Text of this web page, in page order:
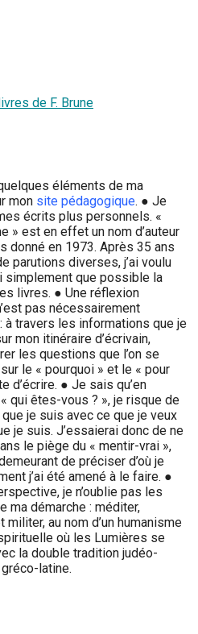
de F. Brune
éléments de ma
mon site pédagogique. ● Je
écrits plus personnels. «
» est en effet un nom d’auteur
donné en 1973. Après 35 ans
parutions diverses, j’ai voulu
simplement que possible la
livres. ● Une réflexion
pas nécessairement
à travers les informations que je
mon itinéraire d’écrivain,
les questions que l’on se
le « pourquoi » et le « pour
d’écrire. ● Je sais qu’en
qui êtes-vous ? », je risque de
je suis avec ce que je veux
je suis. J’essaierai donc de ne
le piège du « mentir-vrai »,
de préciser d’où je
j’ai été amené à le faire. ●
je n’oublie pas les
ma démarche : méditer,
au nom d’un humanisme
où les Lumières se
la double tradition judéo-
latine.